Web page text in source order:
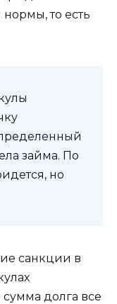
то есть
займа. По
но
санкции в
долга все